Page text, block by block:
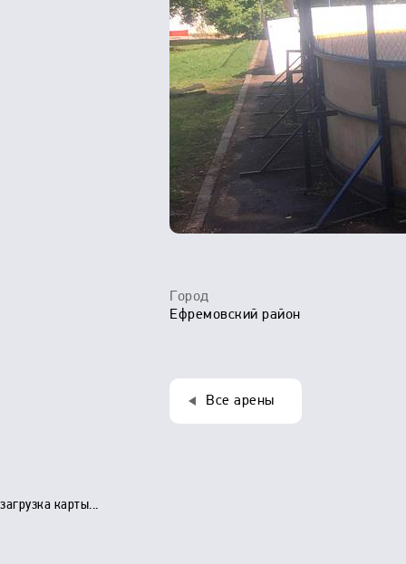
Город
Ефремовский район
Все арены
загрузка карты...